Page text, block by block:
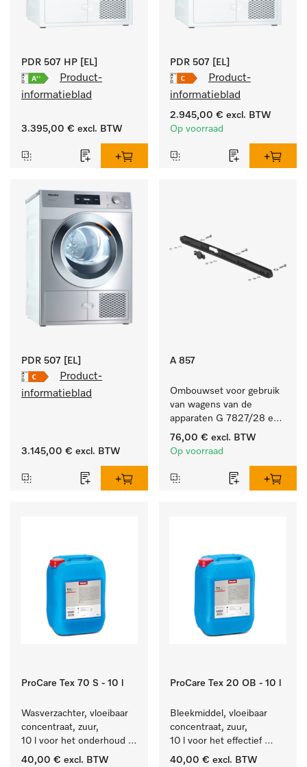
PDR 507 HP [EL]
Product-
informatieblad
3.395,00 € excl. BTW
PDR 507 [EL]
Product-
informatieblad
2.945,00 € excl. BTW
Op voorraad
PDR 507 [EL]
Product-
informatieblad
3.145,00 € excl. BTW
A 857
Ombouwset voor gebruik
van wagens van de
apparaten G 7827/28 en
PG 8527/28 in de
PG 86xx.
76,00 € excl. BTW
Op voorraad
ProCare Tex 70 S - 10 l
Wasverzachter, vloeibaar
concentraat, zuur,
10 l voor het onderhoud
van vezels zodat het
40,00 € excl. BTW
ProCare Tex 20 OB - 10 l
Bleekmiddel, vloeibaar
concentraat, zuur,
10 l voor het effectief
verwijderen van
40,00 € excl. BTW